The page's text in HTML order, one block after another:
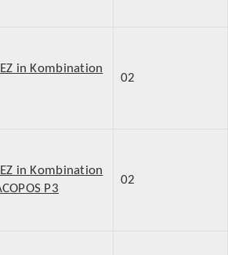
in Kombination
02
in Kombination
P3
02